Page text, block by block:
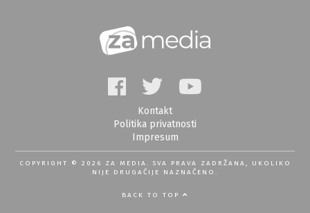
Kontakt
Politika privatnosti
Impresum
COPYRIGHT © 2026 ZA MEDIA. SVA PRAVA ZADRŽANA, UKOLIKO
NIJE DRUGAČIJE NAZNAČENO.
BACK TO TOP